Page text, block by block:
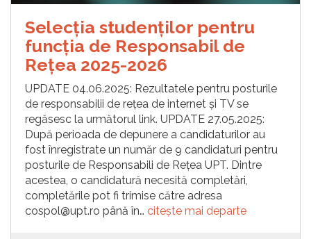
Selecția studenților pentru
funcția de Responsabil de
Reţea 2025-2026
UPDATE 04.06.2025: Rezultatele pentru posturile
de responsabilii de rețea de internet și TV se
regăsesc la următorul link. UPDATE 27.05.2025:
După perioada de depunere a candidaturilor au
fost înregistrate un număr de 9 candidaturi pentru
posturile de Responsabili de Rețea UPT. Dintre
acestea, o candidatură necesită completări,
completările pot fi trimise către adresa
cospol@upt.ro până în… citește mai departe